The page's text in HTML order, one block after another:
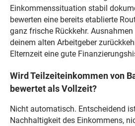
Einkommenssituation stabil
bewerten eine bereits etablierte
ganz frische Rückkehr.
deinem alten Arbeitgeber
Elternzeit eine gute
Wird Teilzeiteinkommen von
bewertet als Vollzeit?
Nicht automatisch. Entscheidend
Nachhaltigkeit des Einkommens,